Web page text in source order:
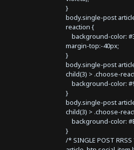
}
body.single-post
reaction {
background-color:
margin-top:-40px;
}
body.single-post
child(3) > .choose-
background-color:
}
body.single-post
child(3) > .choose-
background-color:
}
/* SINGLE POST